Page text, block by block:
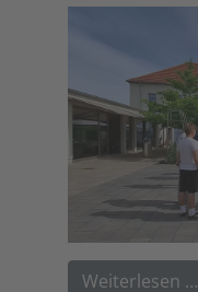
Weiterlesen …